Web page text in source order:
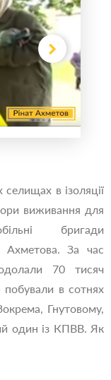
в ізоляції
виживання для
бригади
Ахметова. За час
70 тисяч
побували в сотнях
Гнутовому,
один із КПВВ. Як